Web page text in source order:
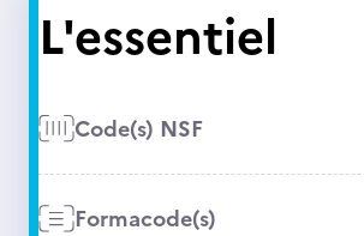
L'essentiel
Code(s) NSF
Formacode(s)